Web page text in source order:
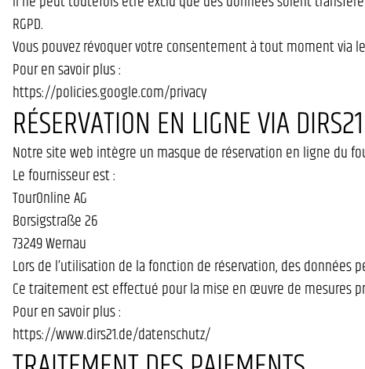
RGPD.
Vous pouvez révoquer votre consentement à tout moment via
Pour en savoir plus :
https://policies.google.com/privacy
RÉSERVATION EN LIGNE VIA DIRS21
Notre site web intègre un masque de réservation en ligne du
Le fournisseur est :
TourOnline AG
Borsigstraße 26
73249 Wernau
Lors de l’utilisation de la fonction de réservation, des données
Ce traitement est effectué pour la mise en œuvre de mesures
Pour en savoir plus :
https://www.dirs21.de/datenschutz/